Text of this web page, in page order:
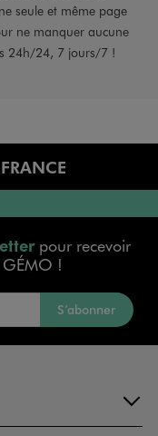
seule et même page
ne manquer aucune
24h/24, 7 jours/7 !
pour recevoir
GÉMO !
S’abonner